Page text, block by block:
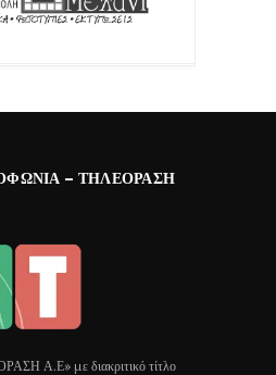
– ΤΗΛΕΌΡΑΣΗ
Α.Ε» με διακριτικό τίτλο